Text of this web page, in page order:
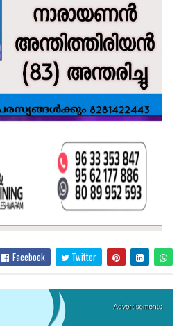
Facebook Twitter